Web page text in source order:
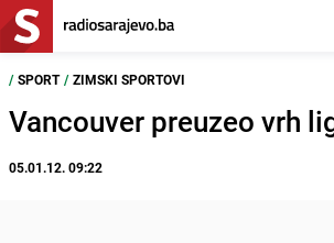
/ SPORT / ZIMSKI SPORTOVI
Vancouver preuzeo vrh
05.01.12. 09:22